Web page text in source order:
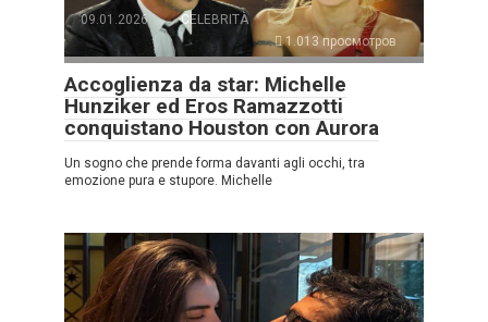
09.01.2026
CELEBRITÀ
1.013 просмотров
Accoglienza da star: Michelle
Hunziker ed Eros Ramazzotti
conquistano Houston con Aurora
Un sogno che prende forma davanti agli occhi, tra
emozione pura e stupore. Michelle